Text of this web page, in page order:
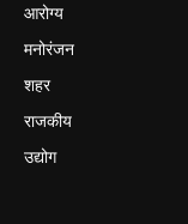
आरोग्य
मनोरंजन
शहर
राजकीय
उद्योग